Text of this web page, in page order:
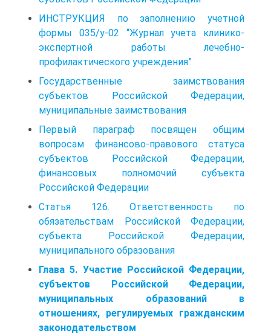
ИНСТРУКЦИЯ по заполнению учетной
формы 035/у-02 “Журнал учета клинико-
экспертной работы лечебно-
профилактического учреждения”
Государственные заимствования
субъектов Российской Федерации,
муниципальные заимствования
Первый параграф посвящен общим
вопросам финансово-правового статуса
субъектов Российской Федерации,
финансовых полномочий субъекта
Российской Федерации
Статья 126. Ответственность по
обязательствам Российской Федерации,
субъекта Российской Федерации,
муниципального образования
Глава 5. Участие Российской Федерации,
субъектов Российской Федерации,
муниципальных образований в
отношениях, регулируемых гражданским
законодательством